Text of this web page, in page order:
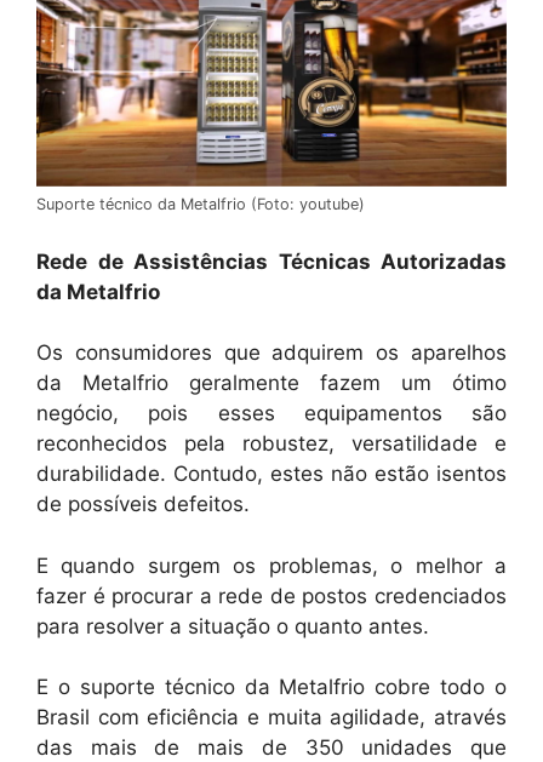
Suporte técnico da Metalfrio (Foto: youtube)
Rede de Assistências Técnicas Autorizadas
da Metalfrio
Os consumidores que adquirem os aparelhos
da Metalfrio geralmente fazem um ótimo
negócio, pois esses equipamentos são
reconhecidos pela robustez, versatilidade e
durabilidade. Contudo, estes não estão isentos
de possíveis defeitos.
E quando surgem os problemas, o melhor a
fazer é procurar a rede de postos credenciados
para resolver a situação o quanto antes.
E o suporte técnico da Metalfrio cobre todo o
Brasil com eficiência e muita agilidade, através
das mais de mais de 350 unidades que